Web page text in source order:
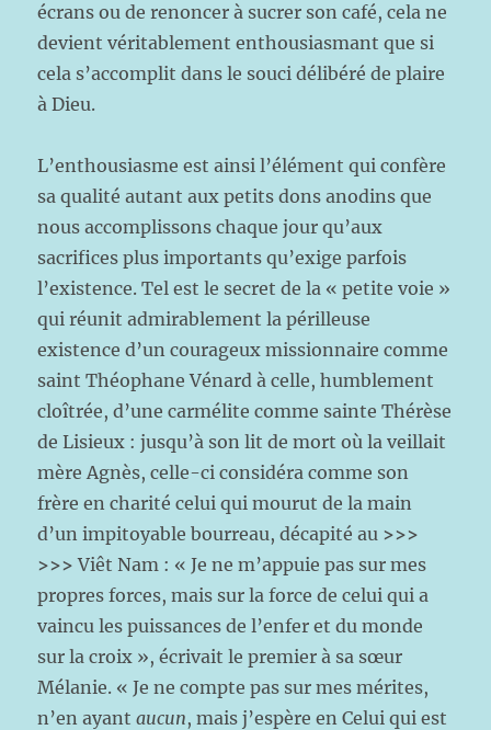
écrans ou de renoncer à sucrer son café, cela ne
devient véritablement enthousiasmant que si
cela s’accomplit dans le souci délibéré de plaire
à Dieu.
L’enthousiasme est ainsi l’élément qui confère
sa qualité autant aux petits dons anodins que
nous accomplissons chaque jour qu’aux
sacrifices plus importants qu’exige parfois
l’existence. Tel est le secret de la « petite voie »
qui réunit admirablement la périlleuse
existence d’un courageux missionnaire comme
saint Théophane Vénard à celle, humblement
cloîtrée, d’une carmélite comme sainte Thérèse
de Lisieux : jusqu’à son lit de mort où la veillait
mère Agnès, celle-ci considéra comme son
frère en charité celui qui mourut de la main
d’un impitoyable bourreau, décapité au >>>
>>> Viêt Nam : « Je ne m’appuie pas sur mes
propres forces, mais sur la force de celui qui a
vaincu les puissances de l’enfer et du monde
sur la croix », écrivait le premier à sa sœur
Mélanie. « Je ne compte pas sur mes mérites,
n’en ayantaucun, mais j’espère en Celui qui est